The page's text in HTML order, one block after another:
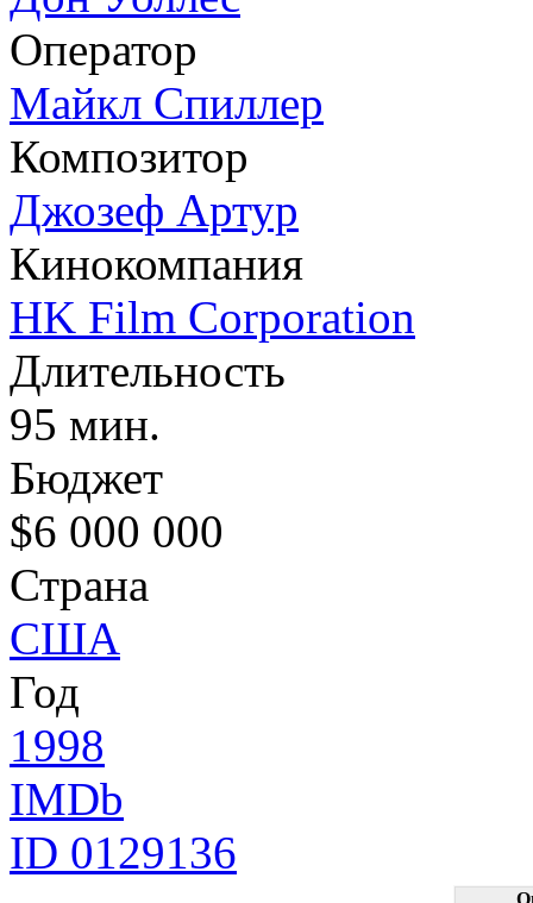
Оператор
Майкл Спиллер
Композитор
Джозеф Артур
Кинокомпания
HK Film Corporation
Длительность
95 мин.
Бюджет
$6 000 000
Страна
США
Год
1998
IMDb
ID 0129136